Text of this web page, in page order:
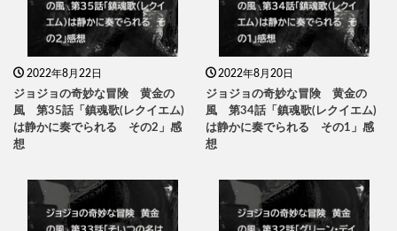
2022年8月22日
ジョジョの奇妙な冒険 黄金の
風 第35話「鎮魂歌(レクイエム)
は静かに奏でられる その2」感
想
2022年8月20日
ジョジョの奇妙な冒険 黄金の
風 第34話「鎮魂歌(レクイエム)
は静かに奏でられる その1」感
想